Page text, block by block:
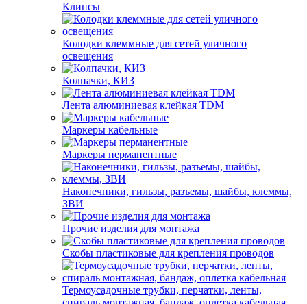
Клипсы
Колодки клеммные для сетей уличного
освещения
Колпачки, КИЗ
Лента алюминиевая клейкая TDM
Маркеры кабельные
Маркеры перманентные
Наконечники, гильзы, разъемы, шайбы, клеммы,
ЗВИ
Прочие изделия для монтажа
Скобы пластиковые для крепления проводов
Термоусадочные трубки, перчатки, ленты,